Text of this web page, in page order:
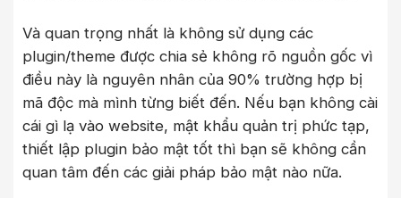
Và quan trọng nhất là không sử dụng các
plugin/theme được chia sẻ không rõ nguồn gốc vì
điều này là nguyên nhân của 90% trường hợp bị
mã độc mà mình từng biết đến. Nếu bạn không cài
cái gì lạ vào website, mật khẩu quản trị phức tạp,
thiết lập plugin bảo mật tốt thì bạn sẽ không cần
quan tâm đến các giải pháp bảo mật nào nữa.